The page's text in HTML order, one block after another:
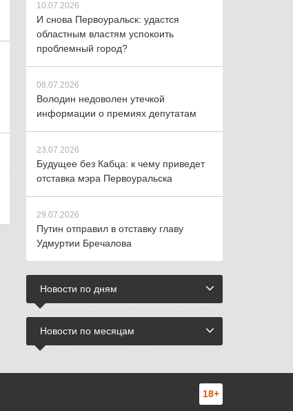
10.07.2026
И снова Первоуральск: удастся
областным властям успокоить
проблемный город?
08.07.2026
Володин недоволен утечкой
информации о премиях депутатам
23.07.2026
Будущее без Кабца: к чему приведет
отставка мэра Первоуральска
29.07.2026
Путин отправил в отставку главу
Удмуртии Бречалова
Новости по дням
Новости по месяцам
18+